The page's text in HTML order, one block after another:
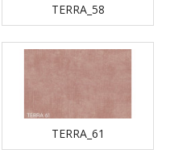
TERRA_58
TERRA_61